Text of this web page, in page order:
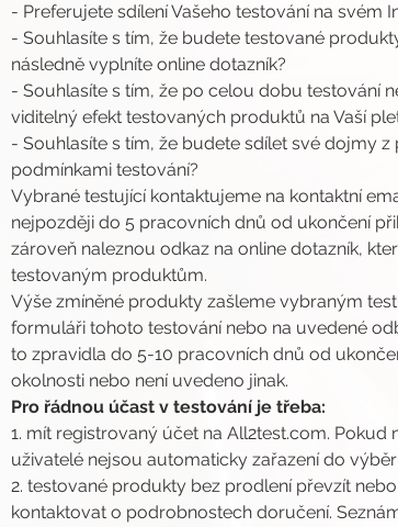
- Preferujete sdílení Vašeho testování na svém
- Souhlasíte s tím, že budete testované
následně vyplníte online dotazník?
- Souhlasíte s tím, že po celou dobu testování
viditelný efekt testovaných produktů na Vaší
- Souhlasíte s tím, že budete sdílet své dojmy
podmínkami testování?
Vybrané testující kontaktujeme na kontaktní
nejpozději do 5 pracovních dnů od ukončení
zároveň naleznou odkaz na online dotazník,
testovaným produktům.
Výše zmíněné produkty zašleme vybraným
formuláři tohoto testování nebo na uvedené
to zpravidla do 5-10 pracovních dnů od
okolnosti nebo není uvedeno jinak.
Pro řádnou účast v testování je třeba:
1. mít registrovaný účet na All2test.com.
uživatelé nejsou automaticky zařazení do
2. testované produkty bez prodlení převzít
kontaktovat o podrobnostech doručení.